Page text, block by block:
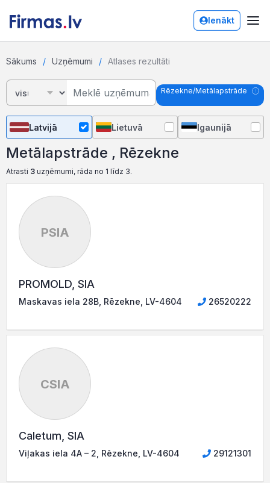
Ienākt
Sākums Uzņēmumi Atlases rezultāti
Rēzekne/Metālapstrāde
Latvijā Lietuvā Igaunijā
Metālapstrāde , Rēzekne
Atrasti 3 uzņēmumi, rāda no 1 līdz 3.
PSIA
PROMOLD, SIA
Maskavas iela 28B, Rēzekne, LV-4604 26520222
CSIA
Caletum, SIA
Viļakas iela 4A – 2, Rēzekne, LV-4604 29121301